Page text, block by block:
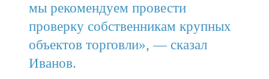
мы рекомендуем провести
проверку собственникам крупных
объектов торговли», — сказал
Иванов.